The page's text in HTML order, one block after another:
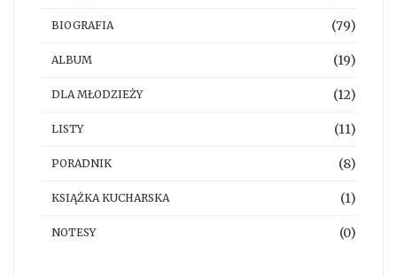
BIOGRAFIA (79)
ALBUM (19)
DLA MŁODZIEŻY (12)
LISTY (11)
PORADNIK (8)
KSIĄŻKA KUCHARSKA (1)
NOTESY (0)